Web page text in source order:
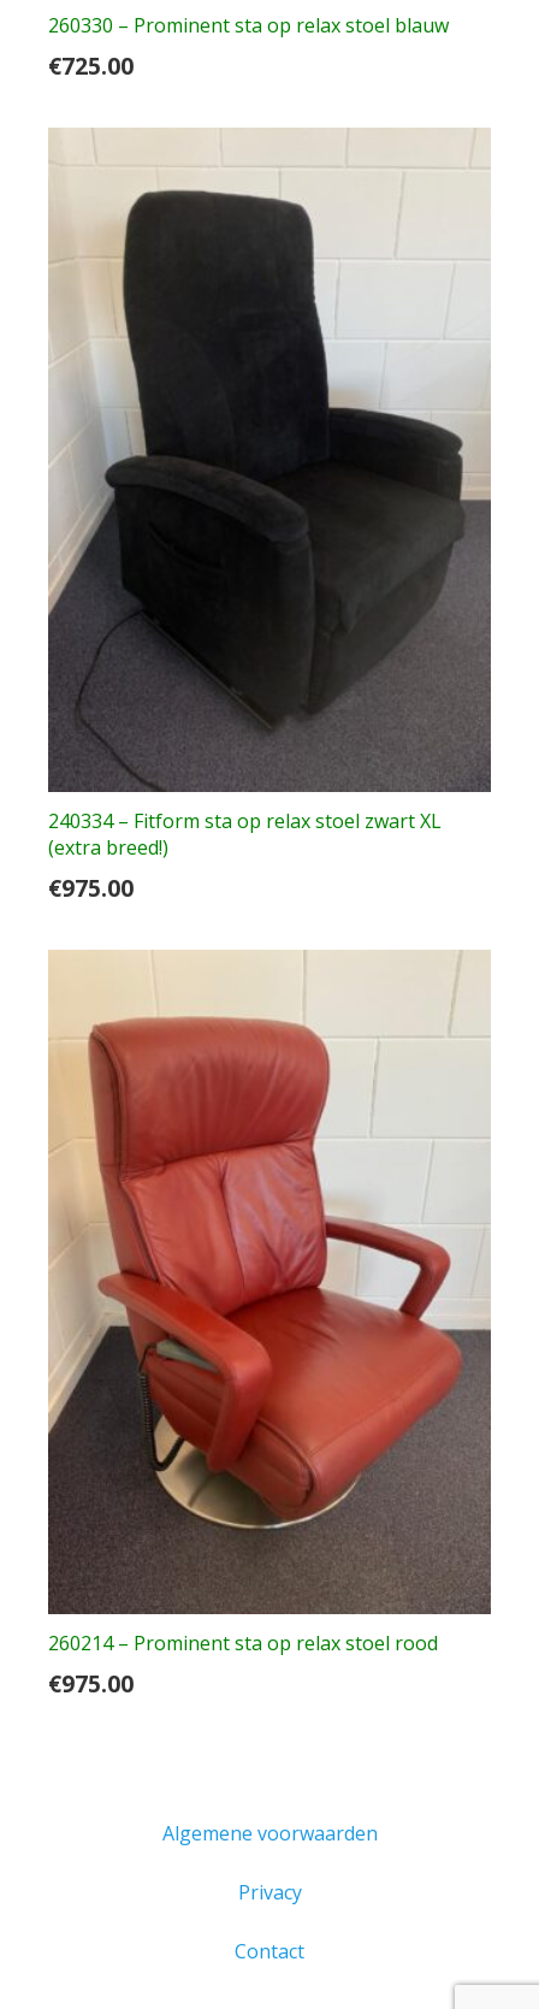
260330 – Prominent sta op relax stoel blauw
€725.00
240334 – Fitform sta op relax stoel zwart XL
(extra breed!)
€975.00
260214 – Prominent sta op relax stoel rood
€975.00
Algemene voorwaarden
Privacy
Contact